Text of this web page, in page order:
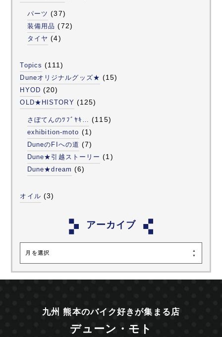
パーツ (37)
装備用品 (72)
タイヤ (4)
Topics (111)
Duneオリジナルグッズ★ (15)
HYOD (20)
OLD★HISTORY (125)
さぼてんのﾂﾌﾞﾔｷ… (115)
exhibition-moto (1)
DuneのFIへの道 (7)
Dune★引越ストーリー (1)
Dune★dream (6)
オイル (3)
アーカイブ
月を選択
九州 熊本のバイク好きが集まる店
デューン・モト